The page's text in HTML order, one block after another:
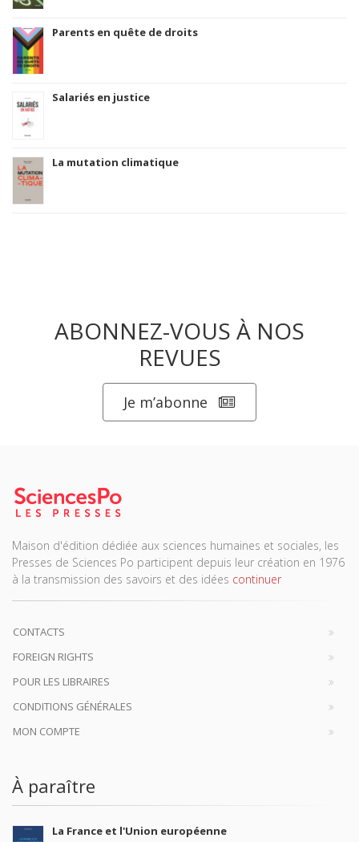
Parents en quête de droits
Salariés en justice
La mutation climatique
ABONNEZ-VOUS À NOS
REVUES
Je m’abonne
Maison d'édition dédiée aux sciences humaines et sociales, les
Presses de Sciences Po participent depuis leur création en 1976
à la transmission des savoirs et des idées continuer
CONTACTS
FOREIGN RIGHTS
POUR LES LIBRAIRES
CONDITIONS GÉNÉRALES
MON COMPTE
À paraître
La France et l'Union européenne